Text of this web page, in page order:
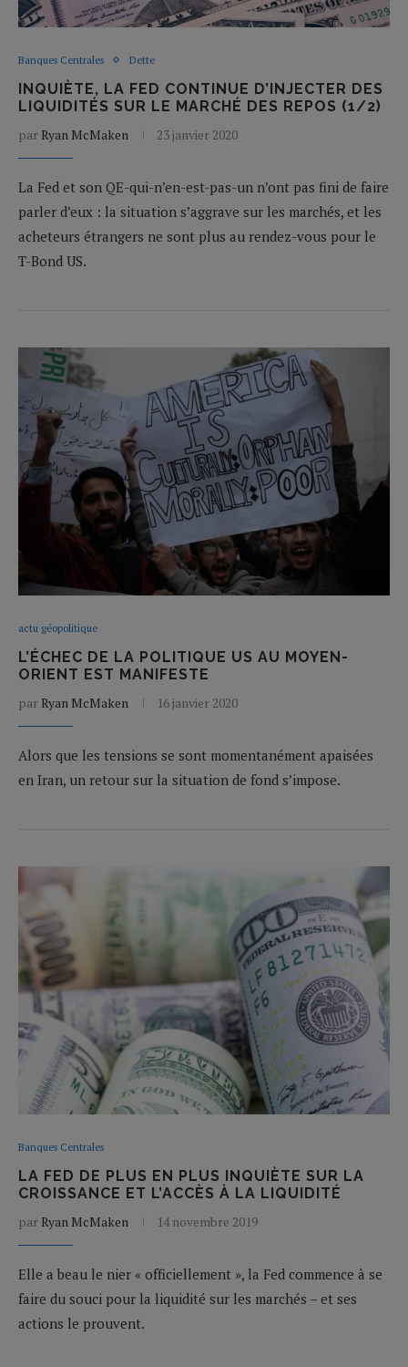
Banques Centrales Dette
INQUIÈTE, LA FED CONTINUE D’INJECTER DES
LIQUIDITÉS SUR LE MARCHÉ DES REPOS (1/2)
parRyan McMaken 23 janvier 2020
La Fed et son QE-qui-n’en-est-pas-un n’ont pas fini de faire
parler d’eux : la situation s’aggrave sur les marchés, et les
acheteurs étrangers ne sont plus au rendez-vous pour le
T-Bond US.
actu géopolitique
L’ÉCHEC DE LA POLITIQUE US AU MOYEN-
ORIENT EST MANIFESTE
parRyan McMaken 16 janvier 2020
Alors que les tensions se sont momentanément apaisées
en Iran, un retour sur la situation de fond s’impose.
Banques Centrales
LA FED DE PLUS EN PLUS INQUIÈTE SUR LA
CROISSANCE ET L’ACCÈS À LA LIQUIDITÉ
parRyan McMaken 14 novembre 2019
Elle a beau le nier « officiellement », la Fed commence à se
faire du souci pour la liquidité sur les marchés – et ses
actions le prouvent.